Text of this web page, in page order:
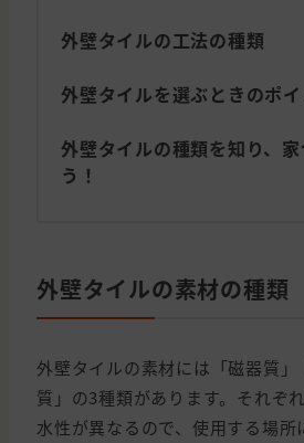
外壁タイルの工法の種類
外壁タイルを選ぶときのポ
外壁タイルの種類を知り、
う！
外壁タイルの素材の種類
外壁タイルの素材には「磁器質
質」の3種類があります。それぞ
水性が異なるので、使用する場所